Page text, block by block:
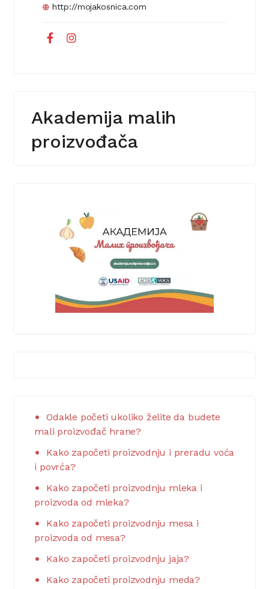
http://mojakosnica.com
Akademija malih
proizvođača
Odakle početi ukoliko želite da budete
mali proizvođač hrane?
Kako započeti proizvodnju i preradu voća
i povrća?
Kako započeti proizvodnju mleka i
proizvoda od mleka?
Kako započeti proizvodnju mesa i
proizvoda od mesa?
Kako započeti proizvodnju jaja?
Kako započeti proizvodnju meda?